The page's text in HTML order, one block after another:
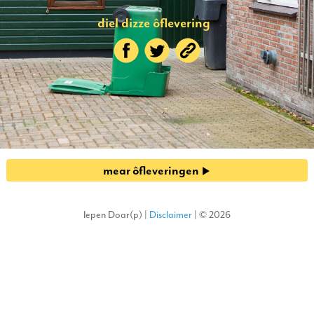
diel dizze ôflevering
mear ôfleveringen
Iepen Doar(p) | Disclaimer | © 2026